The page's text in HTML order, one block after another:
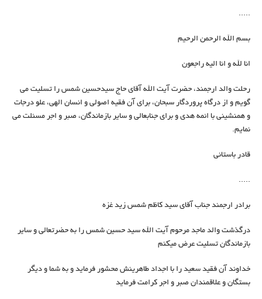
.....
بسم الله الرحمن الرحیم
انا لله و انا الیه راجعون
رحلت والد ارجمند، حضرت آیت الله آقای حاج سیدحسین شمس را تسلیت می
گویم و از درگاه پروردگار سبحان، برای آن فقیه اصولی و انسان الهی، علو درجات
و همنشینی با ائمه هدی و برای جنابعالی و سایر بازماندگان، صبر و اجر مسئلت می
نمایم.
قادر باستانی
.....
برادر ارجمند جناب آقای سید کاظم شمس زید غزه
درگذشت والد ماجد مرحوم آیت الله سید حسین شمس را به حضرتعالی و سایر
بازماندگان تسلیت عرض میکنم
خداوند آن فقید سعید را با اجداد طاهرینش محشور فرماید و به شما و دیگر
بستگان و علاقمندان صبر و اجر کرامت فرماید